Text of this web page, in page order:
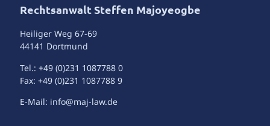
Rechtsanwalt Steffen Majoyeogbe
Heiliger Weg 67-69
44141 Dortmund
Tel.: +49 (0)231 1087788 0
Fax: +49 (0)231 1087788 9
E-Mail: info@maj-law.de